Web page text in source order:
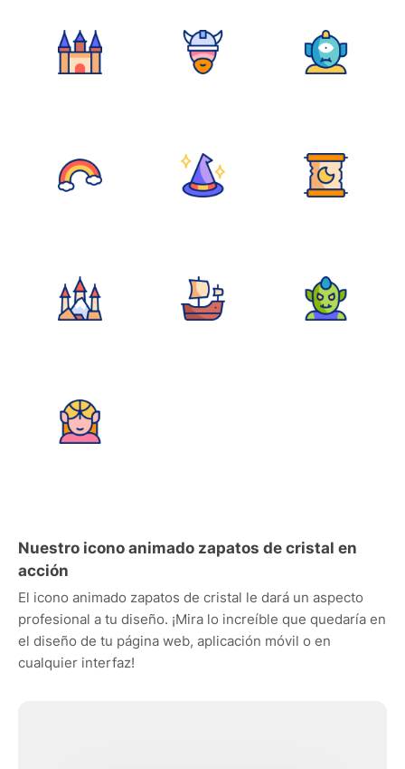
Nuestro icono animado zapatos de cristal en
acción
El icono animado zapatos de cristal le dará un aspecto
profesional a tu diseño. ¡Mira lo increíble que quedaría en
el diseño de tu página web, aplicación móvil o en
cualquier interfaz!